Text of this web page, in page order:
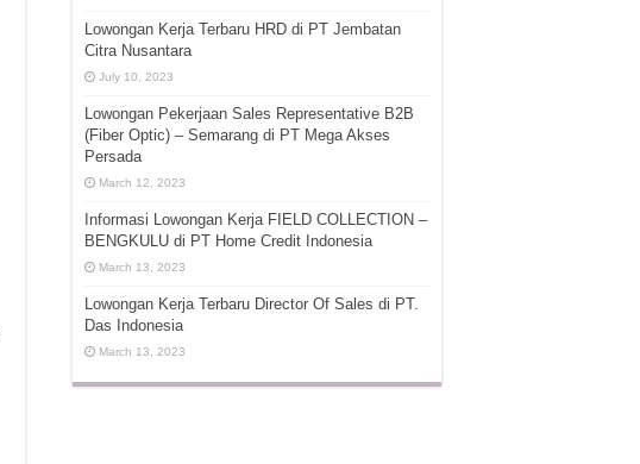
Lowongan Kerja Terbaru HRD di PT Jembatan
Citra Nusantara
July 10, 2023
Lowongan Pekerjaan Sales Representative B2B
(Fiber Optic) – Semarang di PT Mega Akses
Persada
March 12, 2023
Informasi Lowongan Kerja FIELD COLLECTION –
BENGKULU di PT Home Credit Indonesia
March 13, 2023
Lowongan Kerja Terbaru Director Of Sales di PT.
Das Indonesia
March 13, 2023